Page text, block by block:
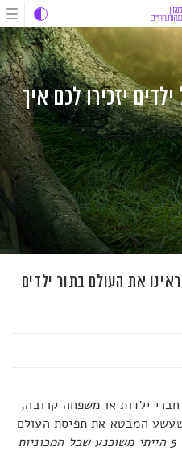
יזכירו לכם איך
את העולם בתור ילדים
ילדות או משפחה קרובה,
המבטא את תפיסת העולם
"כשהייתי בן 5 הייתי משוכנע שכל המכוניות